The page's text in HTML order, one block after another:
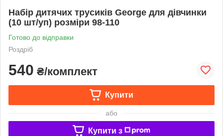
Набір дитячих трусиків George для дівчинки
(10 шт/уп) розміри 98-110
Готово до відправки
Роздріб
540 ₴/комплект
Купити
або
Купити з